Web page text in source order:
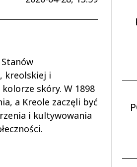
kreolskiej i
skóry. W 1898
a Kreole zaczęli być
i kultywowania